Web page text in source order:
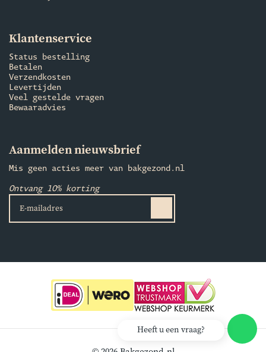
Klantenservice
Status bestelling
Betalen
Verzendkosten
Levertijden
Veel gestelde vragen
Bewaaradvies
Aanmelden nieuwsbrief
Mis geen acties meer van bakgezond.nl
Ontvang 10% korting
Heeft u een vraag?